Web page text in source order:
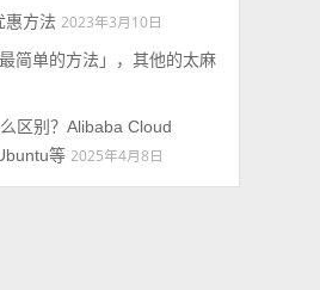
惠方法 2023年3月10日
简单的方法」，其他的太麻
区别？Alibaba Cloud
等 2025年4月8日